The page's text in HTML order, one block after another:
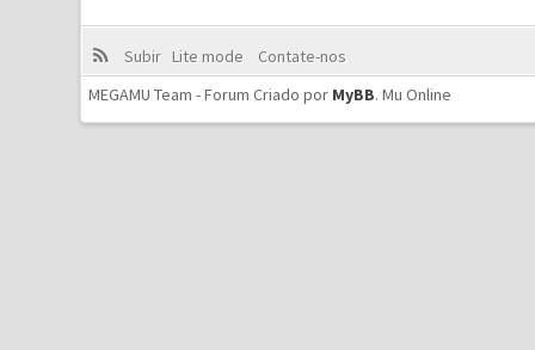
Subir Lite mode
Contate-nos
MEGAMU Team - Forum Criado por MyBB.Mu Online